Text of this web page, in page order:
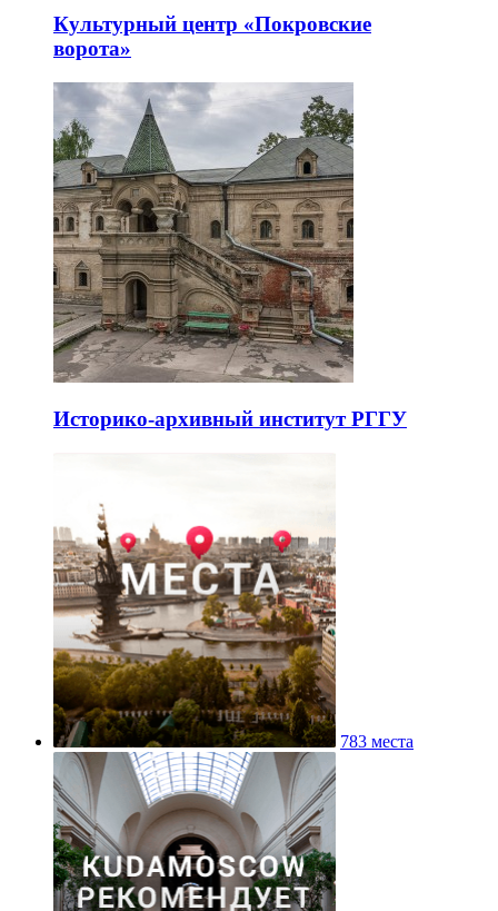
Культурный центр «Покровские
ворота»
Историко-архивный институт РГГУ
783 места